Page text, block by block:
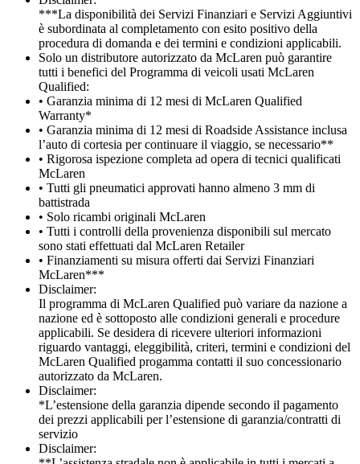
***La disponibilità dei Servizi Finanziari e Servizi Aggiuntivi
è subordinata al completamento con esito positivo della
procedura di domanda e dei termini e condizioni applicabili.
Solo un distributore autorizzato da McLaren può garantire
tutti i benefici del Programma di veicoli usati McLaren
Qualified:
• Garanzia minima di 12 mesi di McLaren Qualified
Warranty*
• Garanzia minima di 12 mesi di Roadside Assistance inclusa
l’auto di cortesia per continuare il viaggio, se necessario**
• Rigorosa ispezione completa ad opera di tecnici qualificati
McLaren
• Tutti gli pneumatici approvati hanno almeno 3 mm di
battistrada
• Solo ricambi originali McLaren
• Tutti i controlli della provenienza disponibili sul mercato
sono stati effettuati dal McLaren Retailer
• Finanziamenti su misura offerti dai Servizi Finanziari
McLaren***
Disclaimer:
Il programma di McLaren Qualified può variare da nazione a
nazione ed è sottoposto alle condizioni generali e procedure
applicabili. Se desidera di ricevere ulteriori informazioni
riguardo vantaggi, eleggibilità, criteri, termini e condizioni del
McLaren Qualified progamma contatti il suo concessionario
autorizzato da McLaren.
Disclaimer:
*L’estensione della garanzia dipende secondo il pagamento
dei prezzi applicabili per l’estensione di garanzia/contratti di
servizio
Disclaimer: